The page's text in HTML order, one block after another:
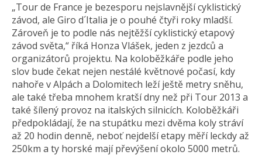
„Tour de France je bezesporu nejslavnější cyklistický
závod, ale Giro d´Italia je o pouhé čtyři roky mladší.
Zároveň je to podle nás nejtěžší cyklistický etapový
závod světa,“ říká Honza Vlášek, jeden z jezdců a
organizátorů projektu. Na koloběžkáře podle jeho
slov bude čekat nejen nestálé květnové počasí, kdy
nahoře v Alpách a Dolomitech leží ještě metry sněhu,
ale také třeba mnohem kratší dny než při Tour 2013 a
také šílený provoz na italských silnicích. Koloběžkáři
předpokládají, že na stupátku mezi dvěma koly stráví
až 20 hodin denně, neboť nejdelší etapy měří leckdy až
250km a ty horské mají převýšení okolo 5000 metrů.